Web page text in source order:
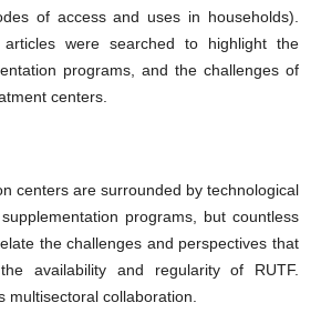
of access and uses in households).
articles were searched to highlight the
programs, and the challenges of
centers.
centers are surrounded by technological
programs, but countless
the challenges and perspectives that
availability and regularity of RUTF.
multisectoral collaboration.